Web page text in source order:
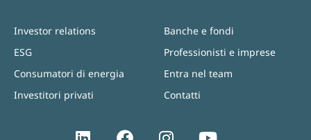
Investor relations
ESG
Consumatori di energia
Investitori privati
Banche e fondi
Professionisti e imprese
Entra nel team
Contatti